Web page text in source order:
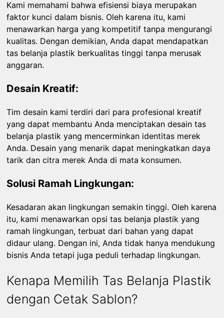
Kami memahami bahwa efisiensi biaya merupakan
faktor kunci dalam bisnis. Oleh karena itu, kami
menawarkan harga yang kompetitif tanpa mengurangi
kualitas. Dengan demikian, Anda dapat mendapatkan
tas belanja plastik berkualitas tinggi tanpa merusak
anggaran.
Desain Kreatif:
Tim desain kami terdiri dari para profesional kreatif
yang dapat membantu Anda menciptakan desain tas
belanja plastik yang mencerminkan identitas merek
Anda. Desain yang menarik dapat meningkatkan daya
tarik dan citra merek Anda di mata konsumen.
Solusi Ramah Lingkungan:
Kesadaran akan lingkungan semakin tinggi. Oleh karena
itu, kami menawarkan opsi tas belanja plastik yang
ramah lingkungan, terbuat dari bahan yang dapat
didaur ulang. Dengan ini, Anda tidak hanya mendukung
bisnis Anda tetapi juga peduli terhadap lingkungan.
Kenapa Memilih Tas Belanja Plastik
dengan Cetak Sablon?